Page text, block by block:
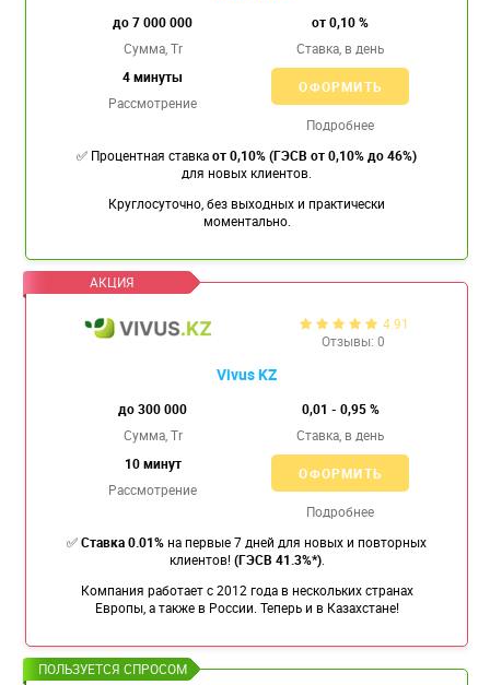
до 7 000 000
Сумма, Tr
от 0,10 %
Ставка, в день
4 минуты
Рассмотрение
ОФОРМИТЬ
Подробнее
✅ Процентная ставкаот 0,10% (ГЭСВ от 0,10% до 46%)
для новых клиентов.
Круглосуточно, без выходных и практически
моментально.
4.91
Отзывы: 0
Vivus KZ
до 300 000
Сумма, Tr
0,01 - 0,95 %
Ставка, в день
10 минут
Рассмотрение
ОФОРМИТЬ
Подробнее
✅Ставка 0.01%на первые 7 дней для новых и повторных
клиентов! (ГЭСВ 41.3%*).
Компания работает с 2012 года в нескольких странах
Европы, а также в России. Теперь и в Казахстане!